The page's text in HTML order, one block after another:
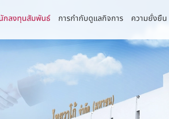
คณะกรรมการ
คณะกรรมการบริษัท
คณะกรรมการตรวจสอบ
คณะกรรมการสรรหาและพิจารณาค่า
กลงทุนสัมพันธ์
ยงานประจำปีและรายไตรมาส
งานประจำปี (แบบ 56-1 One Report)
วิเคราะห์และคำอธิบายของฝ่ายจัดการ
การกำกับดูแลกิจการ
ละการพัฒนาเพื่อความ
แลกิจการ
นโยบายการบริหา
นโยบายด้านภาษี
นโยบายด้านสิท
นโยบายความเป็นส่
ความยั่งยืน